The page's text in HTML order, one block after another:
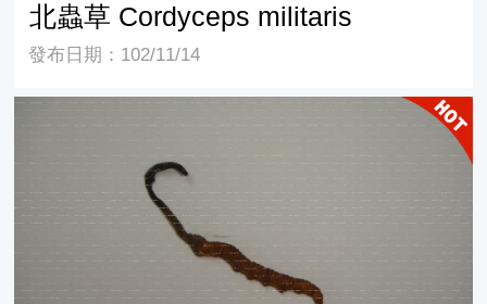
北蟲草 Cordyceps militaris
發布日期：102/11/14